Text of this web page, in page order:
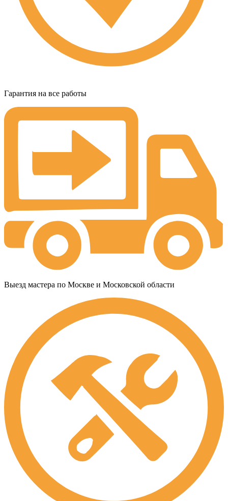
Гарантия на все работы
Выезд мастера по Москве и Московской области